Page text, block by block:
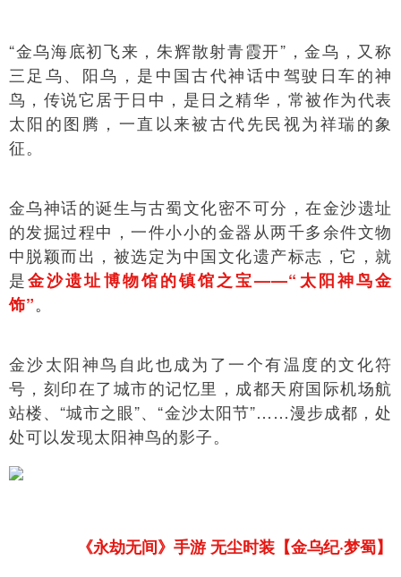
“金乌海底初飞来，朱辉散射青霞开”，金乌，又称
三足乌、阳乌，是中国古代神话中驾驶日车的神
鸟，传说它居于日中，是日之精华，常被作为代表
太阳的图腾，一直以来被古代先民视为祥瑞的象
征。
金乌神话的诞生与古蜀文化密不可分，在金沙遗址
的发掘过程中，一件小小的金器从两千多余件文物
中脱颖而出，被选定为中国文化遗产标志，它，就
是金沙遗址博物馆的镇馆之宝——“太阳神鸟金
饰”。
金沙太阳神鸟自此也成为了一个有温度的文化符
号，刻印在了城市的记忆里，成都天府国际机场航
站楼、“城市之眼”、“金沙太阳节”……漫步成都，处
处可以发现太阳神鸟的影子。
《永劫无间》手游 无尘时装【金乌纪·梦蜀】